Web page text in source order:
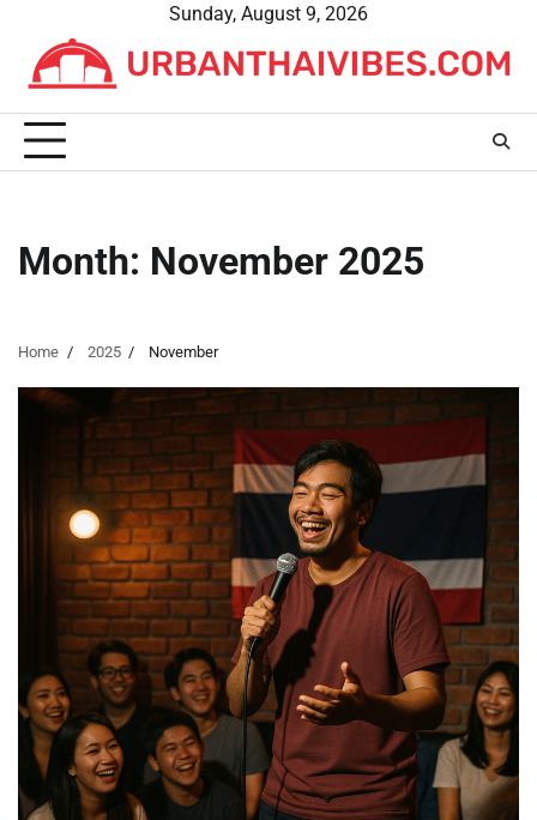
content
Sunday, August 9, 2026
Month: November 2025
Home 2025 November